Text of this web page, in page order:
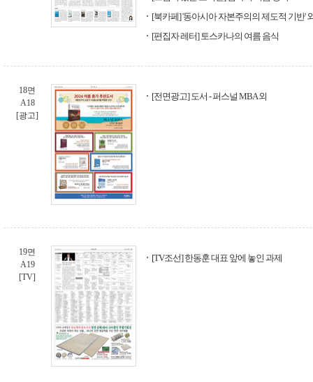
[북카페] '동아시아 자본주의의 제도적 기반'
[편집자 레터] 토스카나의 여름 음식
18면
A18
[광고]
[전면광고] 도서 - 퍼스널 MBA 외
19면
A19
[TV]
[TV조선] 한동훈 대표 앞에 놓인 과제